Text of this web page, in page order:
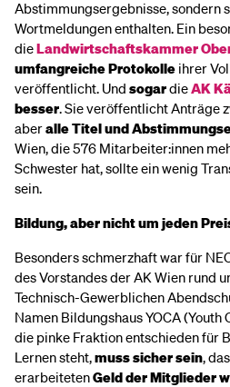
Abstimmungsergebnisse, sondern
Wortmeldungen enthalten. Ein
dieLandwirtschaftskammer
umfangreiche Protokolle ihrer
veröffentlicht. Und sogardieAK
besser. Sie veröffentlicht Anträge
aberalle Titel und
Wien, die 576 Mitarbeiter:innen
Schwester hat, sollte ein wenig
sein.
Bildung, aber nicht um jeden
Besonders schmerzhaft war für
des Vorstandes der AK Wien rund
Technisch-Gewerblichen
Namen Bildungshaus YOCA (Youth
die pinke Fraktion entschieden für
Lernen steht,muss sicher sein,
erarbeitetenGeld der Mitglieder